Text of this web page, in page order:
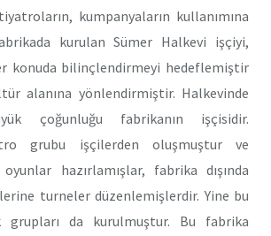
kumpanyaların kullanımına
kurulan Sümer Halkevi işçiyi,
konuda bilinçlendirmeyi hedeflemiştir
alanına yönlendirmiştir. Halkevinde
çoğunluğu fabrikanın işçisidir.
grubu işçilerden oluşmuştur ve
hazırlamışlar, fabrika dışında
turneler düzenlemişlerdir. Yine bu
grupları da kurulmuştur. Bu fabrika